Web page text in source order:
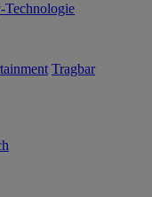
Technologie
Tragbar